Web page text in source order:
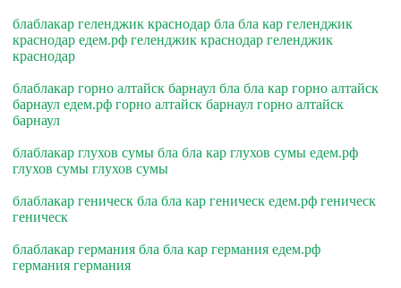
блаблакар геленджик краснодар бла бла кар геленджик
краснодар едем.рф геленджик краснодар геленджик
краснодар
блаблакар горно алтайск барнаул бла бла кар горно алтайск
барнаул едем.рф горно алтайск барнаул горно алтайск
барнаул
блаблакар глухов сумы бла бла кар глухов сумы едем.рф
глухов сумы глухов сумы
блаблакар геническ бла бла кар геническ едем.рф геническ
геническ
блаблакар германия бла бла кар германия едем.рф
германия германия